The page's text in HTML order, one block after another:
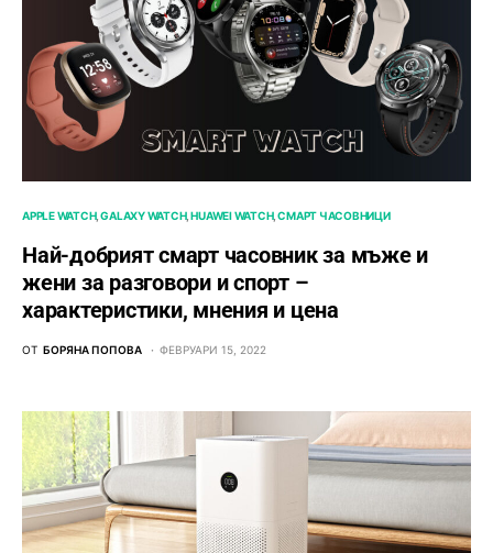
APPLE WATCH GALAXY WATCH HUAWEI WATCH СМАРТ ЧАСОВНИЦИ
Най-добрият смарт часовник за мъже и
жени за разговори и спорт –
характеристики, мнения и цена
ОТ БОРЯНА ПОПОВА ФЕВРУАРИ 15, 2022